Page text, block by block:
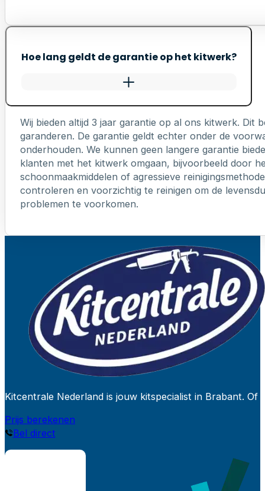
Hoe lang geldt de garantie op het kitwerk?
Wij bieden altijd 3 jaar garantie op al ons kitwerk. Dit
garanderen. De garantie geldt echter onder de
onderhouden. We kunnen geen langere garantie
klanten met het kitwerk omgaan, bijvoorbeeld door
schoonmaakmiddelen of agressieve
controleren en voorzichtig te reinigen om de
problemen te voorkomen.
Kitcentrale Nederland is jouw kitspecialist in Brabant.
Prijs berekenen
Bel direct